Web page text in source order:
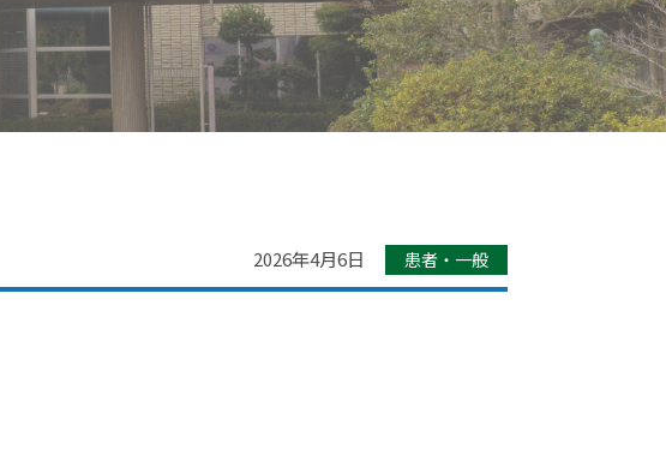
2026年4月6日 患者・一般